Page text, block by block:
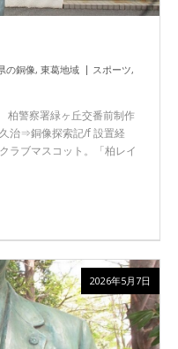
の銅像, 東葛地域 スポーツ,
警察署緑ヶ丘交番前制作
治⇒銅像探索記/f 設置経
ラブマスコット。「柏レイ
2026年5月7日